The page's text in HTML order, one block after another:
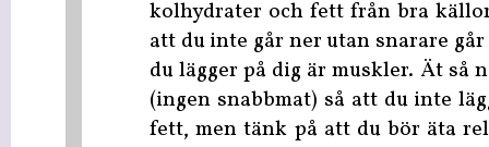
kolhydrater och fett från bra
att du inte går ner utan snarare
du lägger på dig är muskler. Ät så
(ingen snabbmat) så att du inte
fett, men tänk på att du bör äta